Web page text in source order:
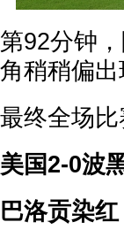
第92分钟
角稍稍偏出
最终全场
美国2-0波
巴洛贡染红